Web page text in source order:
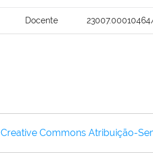
Docente
Creative Commons Atribuição-